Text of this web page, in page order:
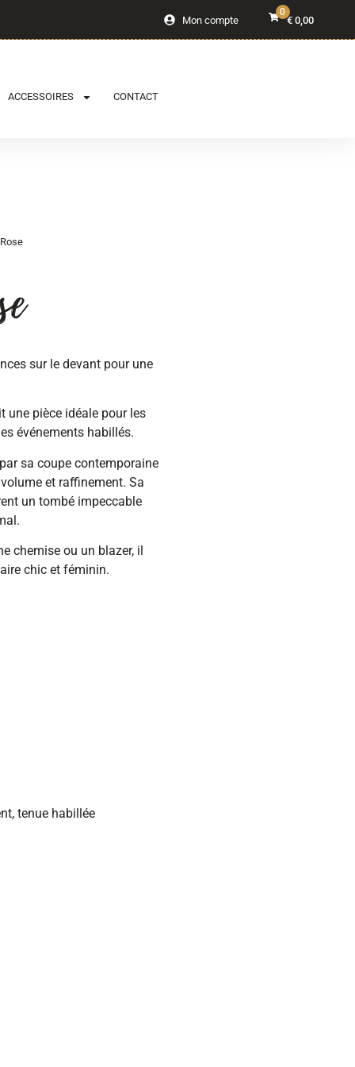
Mon compte
0
€0,00
ACCESSOIRES CONTACT
sur le devant pour une
une pièce idéale pour les
événements habillés.
sa coupe contemporaine
et raffinement. Sa
un tombé impeccable
chemise ou un blazer, il
chic et féminin.
tenue habillée